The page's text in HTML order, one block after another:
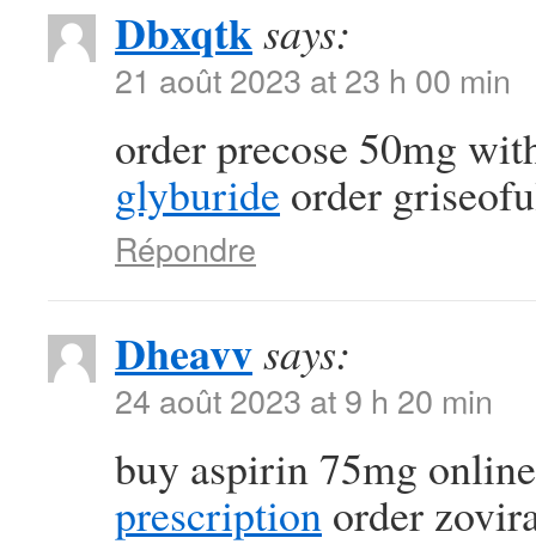
Dbxqtksays:
21 août 2023 at 23 h 00 min
order precose 50mg
glyburide order
Répondre
Dheavvsays:
24 août 2023 at 9 h 20 min
buy aspirin 75mg
prescription order